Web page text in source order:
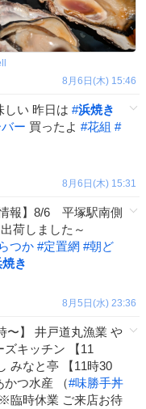
8月6日(木) 15:46
しい 昨日は #浜焼き
ー 買ったよ #花組 #
8月6日(木) 15:31
報】8/6 平塚駅南側
出荷しました～
つか #定置網 #朝ど
き
8月5日(水) 23:36
〜】 井戸道丸漁業 や
ズキッチン 【11
みなと亭 【11時30
つ水産 （#味勝手丼
臨時休業 ご来店お待